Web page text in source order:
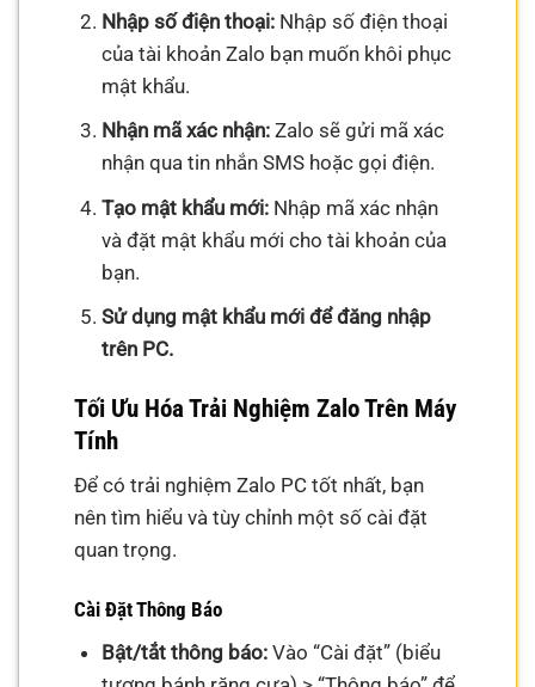
Nhập số điện thoại:Nhập số điện thoại
của tài khoản Zalo bạn muốn khôi phục
mật khẩu.
Nhận mã xác nhận:Zalo sẽ gửi mã xác
nhận qua tin nhắn SMS hoặc gọi điện.
Tạo mật khẩu mới:Nhập mã xác nhận
và đặt mật khẩu mới cho tài khoản của
bạn.
Sử dụng mật khẩu mới để đăng nhập
trên PC.
Tối Ưu Hóa Trải Nghiệm Zalo Trên Máy
Tính
Để có trải nghiệm Zalo PC tốt nhất, bạn
nên tìm hiểu và tùy chỉnh một số cài đặt
quan trọng.
Cài Đặt Thông Báo
Bật/tắt thông báo:Vào “Cài đặt” (biểu